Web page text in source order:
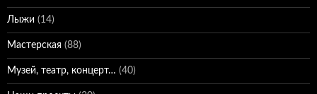
Лыжи (14)
Мастерская (88)
Музей, театр, концерт… (40)